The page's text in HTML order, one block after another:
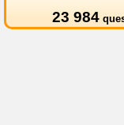
23 984